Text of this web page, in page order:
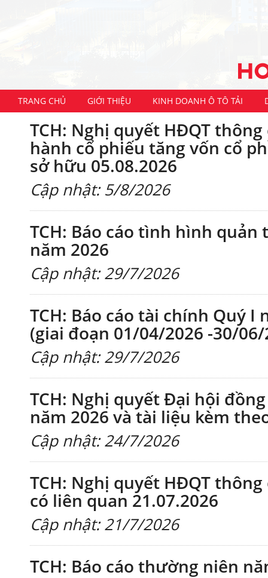
TRANG CHỦ GIỚI THIỆU KINH DOANH Ô TÔ TẢI
TCH: Nghị quyết HĐQT
hành cổ phiếu tăng vốn cổ
sở hữu 05.08.2026
Cập nhật: 5/8/2026
TCH: Báo cáo tình hình quản
năm 2026
Cập nhật: 29/7/2026
TCH: Báo cáo tài chính Quý I
(giai đoạn 01/04/2026 -30/06/
Cập nhật: 29/7/2026
TCH: Nghị quyết Đại hội
năm 2026 và tài liệu kèm
Cập nhật: 24/7/2026
TCH: Nghị quyết HĐQT
có liên quan 21.07.2026
Cập nhật: 21/7/2026
TCH: Báo cáo thường niên